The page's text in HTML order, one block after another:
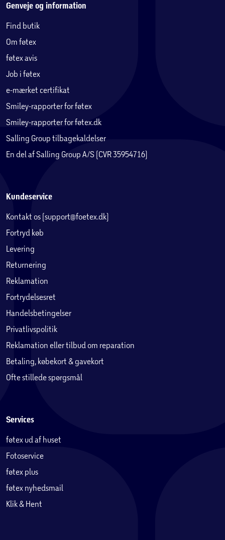
Genveje og information
Find butik
Om føtex
føtex avis
Job i føtex
e-mærket certifikat
Smiley-rapporter for føtex
Smiley-rapporter for føtex.dk
Salling Group tilbagekaldelser
En del af Salling Group A/S (CVR 35954716)
Kundeservice
Kontakt os (support@foetex.dk)
Fortryd køb
Levering
Returnering
Reklamation
Fortrydelsesret
Handelsbetingelser
Privatlivspolitik
Reklamation eller tilbud om reparation
Betaling, købekort & gavekort
Ofte stillede spørgsmål
Services
føtex ud af huset
Fotoservice
føtex plus
føtex nyhedsmail
Klik & Hent